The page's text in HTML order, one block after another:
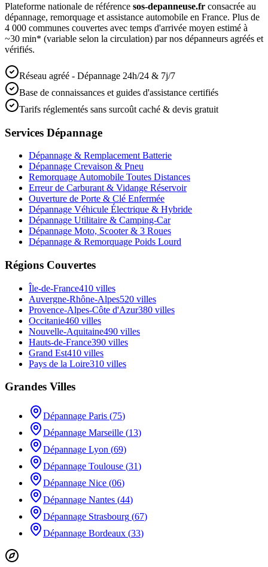
Plateforme nationale de référence sos-depanneuse.fr consacrée au
dépannage, remorquage et assistance automobile en France. Plus de
4 000 communes couvertes avec temps d'arrivée moyen estimé à
~30 min* (variable selon la circulation) par nos dépanneurs agréés et
vérifiés.
Réseau agréé - Dépannage 24h/24 & 7j/7
Base de connaissances et guides d'assistance certifiés
Tarifs réglementés sans surcoût caché & devis gratuit
Services Dépannage
Dépannage & Remplacement Batterie
Dépannage Crevaison & Pneu
Remorquage Automobile Toutes Distances
Erreur de Carburant & Vidange Réservoir
Ouverture de Porte & Clé Enfermée
Dépannage Véhicule Électrique & Hybride
Dépannage Utilitaire & Camping-Car
Dépannage Moto, Scooter & 3 Roues
Dépannage & Remorquage Poids Lourd
Régions Couvertes
Île-de-France410 villes
Auvergne-Rhône-Alpes520 villes
Provence-Alpes-Côte d'Azur380 villes
Occitanie460 villes
Nouvelle-Aquitaine490 villes
Hauts-de-France390 villes
Grand Est410 villes
Pays de la Loire310 villes
Grandes Villes
Dépannage Paris (75)
Dépannage Marseille (13)
Dépannage Lyon (69)
Dépannage Toulouse (31)
Dépannage Nice (06)
Dépannage Nantes (44)
Dépannage Strasbourg (67)
Dépannage Bordeaux (33)